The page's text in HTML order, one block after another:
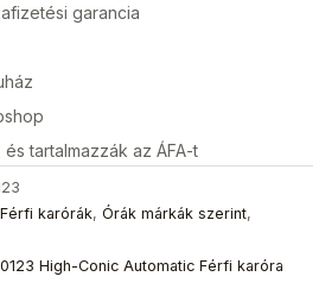
garancia
tartalmazzák az ÁFA-t
Férfi karórák, Órák márkák szerint,
High-Conic Automatic Férfi karóra